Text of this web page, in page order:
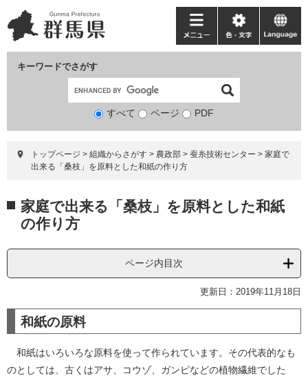
ー
ジ
ニ
ュ
て
キーワードでさがす
検
象
すべて ページ PDF
メ
ニ
ー
色・
文
language
トップページ > 組織からさがす > 農政部 > 蚕糸技術センター > 家庭で
出来る「桑枝」を原料とした和紙の作り方
文 家庭で出来る「桑枝」を原料とした和紙
の作り方
ページ内目次
更新日：2019年11月18日
和紙の原料
和紙はいろいろな原料を使って作られています。その代表的なも
のとしては、古くはアサ、コウゾ、ガンピなどの植物繊維でした